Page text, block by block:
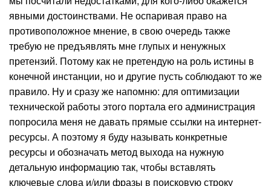
явными достоинствами. Не оспаривая право на
противоположное мнение, в свою очередь также
требую не предъявлять мне глупых и ненужных
претензий. Потому как не претендую на роль истины в
конечной инстанции, но и другие пусть соблюдают то же
правило. Ну и сразу же напомню: для оптимизации
технической работы этого портала его администрация
попросила меня не давать прямые ссылки на интернет-
ресурсы. А поэтому я буду называть конкретные
ресурсы и обозначать метод выхода на нужную
детальную информацию так, чтобы вставлять
ключевые слова и/или фразы в поисковую строку